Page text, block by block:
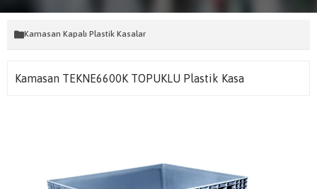
Kamasan Kapalı Plastik Kasalar
Kamasan TEKNE6600K TOPUKLU Plastik Kasa